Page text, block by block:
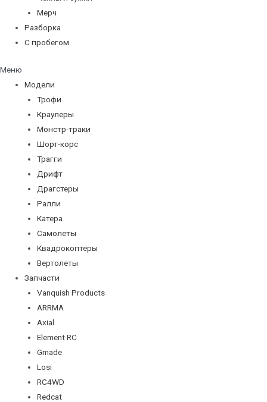
Мерч
Разборка
С пробегом
Меню
Модели
Трофи
Краулеры
Монстр-траки
Шорт-корс
Трагги
Дрифт
Драгстеры
Ралли
Катера
Самолеты
Квадрокоптеры
Вертолеты
Запчасти
Vanquish Products
ARRMA
Axial
Element RC
Gmade
Losi
RC4WD
Redcat